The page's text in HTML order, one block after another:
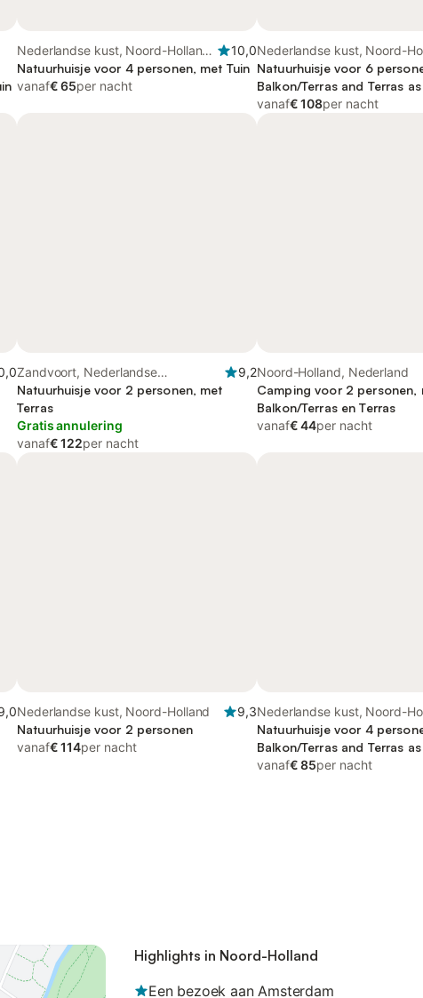
Nederlandse kust, Noord-Holland
- Kust van de Noordzee
10,0
Natuurhuisje voor 4 personen, met Tuin
vanaf€ 65per nacht
Nederlandse kust, Noord-
Natuurhuisje voor 6
Balkon/Terras and Terras
vanaf€ 108per nacht
Zandvoort, Nederlandse
Noordzeekust
9,2
Natuurhuisje voor 2 personen, met
Terras
Gratis annulering
vanaf€ 122per nacht
Noord-Holland, Nederland
Camping voor 2 personen,
Balkon/Terras en Terras
vanaf€ 44per nacht
Nederlandse kust, Noord-Holland
9,3
Natuurhuisje voor 2 personen
vanaf€ 114per nacht
Nederlandse kust, Noord-
Natuurhuisje voor 4
Balkon/Terras and Terras
vanaf€ 85per nacht
Highlights in Noord-Holland
Een bezoek aan Amsterdam